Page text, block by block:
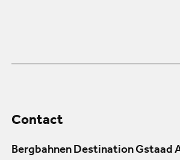
Contact
Bergbahnen Destination Gstaad